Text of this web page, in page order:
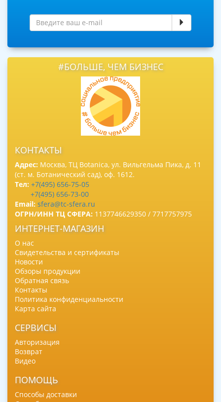
#БОЛЬШЕ, ЧЕМ БИЗНЕС
КОНТАКТЫ
Адрес: Москва, ТЦ Botanica, ул. Вильгельма Пика, д. 11
(ст. м. Ботанический сад), оф. 1612.
Тел: +7(495) 656-75-05
+7(495) 656-73-00
Email: sfera@tc-sfera.ru
ОГРН/ИНН ТЦ СФЕРА: 1137746629350 / 7717757975
ИНТЕРНЕТ-МАГАЗИН
О нас
Свидетельства и сертификаты
Новости
Обзоры продукции
Обратная связь
Контакты
Политика конфиденциальности
Карта сайта
СЕРВИСЫ
Авторизация
Возврат
Видео
ПОМОЩЬ
Способы доставки